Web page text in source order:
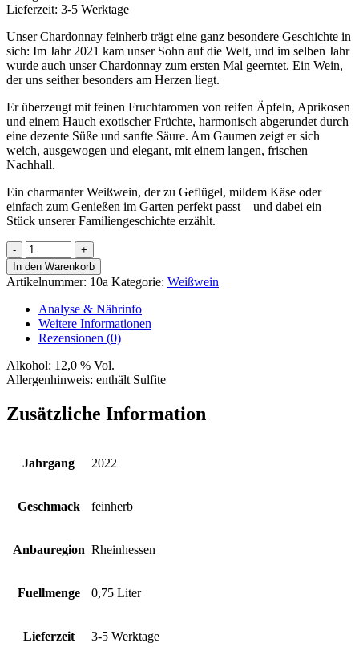
Lieferzeit: 3-5 Werktage
Unser Chardonnay feinherb trägt eine ganz besondere Geschichte in
sich: Im Jahr 2021 kam unser Sohn auf die Welt, und im selben Jahr
wurde auch unser Chardonnay zum ersten Mal geerntet. Ein Wein,
der uns seither besonders am Herzen liegt.
Er überzeugt mit feinen Fruchtaromen von reifen Äpfeln, Aprikosen
und einem Hauch exotischer Früchte, harmonisch abgerundet durch
eine dezente Süße und sanfte Säure. Am Gaumen zeigt er sich
weich, ausgewogen und elegant, mit einem langen, frischen
Nachhall.
Ein charmanter Weißwein, der zu Geflügel, mildem Käse oder
einfach zum Genießen im Garten perfekt passt – und dabei ein
Stück unserer Familiengeschichte erzählt.
MAX-
Chardonnay
Menge
In den Warenkorb
Artikelnummer: 10a Kategorie: Weißwein
Analyse & Nährinfo
Weitere Informationen
Rezensionen (0)
Alkohol: 12,0 % Vol.
Allergenhinweis: enthält Sulfite
Zusätzliche Information
Jahrgang 2022
Geschmack feinherb
Anbauregion Rheinhessen
Fuellmenge 0,75 Liter
Lieferzeit 3-5 Werktage